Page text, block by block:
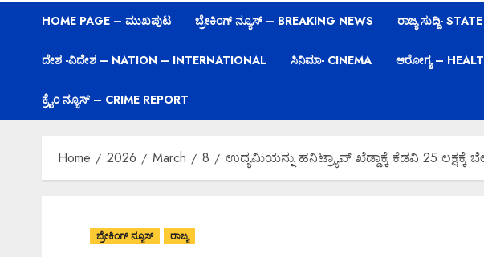
HOME PAGE – ಮುಖಪುಟ ಬ್ರೇಕಿಂಗ್ ನ್ಯೂಸ್ – BREAKING NEWS ರಾಜ್ಯ ಸುದ್ದಿ-
ದೇಶ -ವಿದೇಶ – NATION – INTERNATIONAL ಸಿನಿಮಾ- CINEMA ಆರೋಗ್ಯ –
ಕ್ರೈಂ ನ್ಯೂಸ್ – CRIME REPORT
Home 2026 March 8 ಉದ್ಯಮಿಯನ್ನು ಹನಿಟ್ರ್ಯಾಪ್ ಖೆಡ್ಡಾಕ್ಕೆ ಕೆಡವಿ 25 ಲಕ್ಷಕ್ಕೆ
ಬ್ರೇಕಿಂಗ್ ನ್ಯೂಸ್ ರಾಜ್ಯ